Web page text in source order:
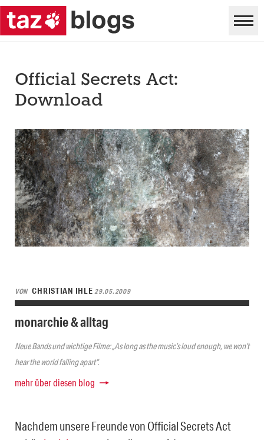
Official Secrets Act:
Download
VON CHRISTIAN IHLE29.05.2009
monarchie & alltag
Neue Bands und wichtige Filme: „As long as the music’s loud enough, we won’t
hear the world falling apart“.
mehr über diesen blog
Nachdem unsere Freunde von Official Secrets Act